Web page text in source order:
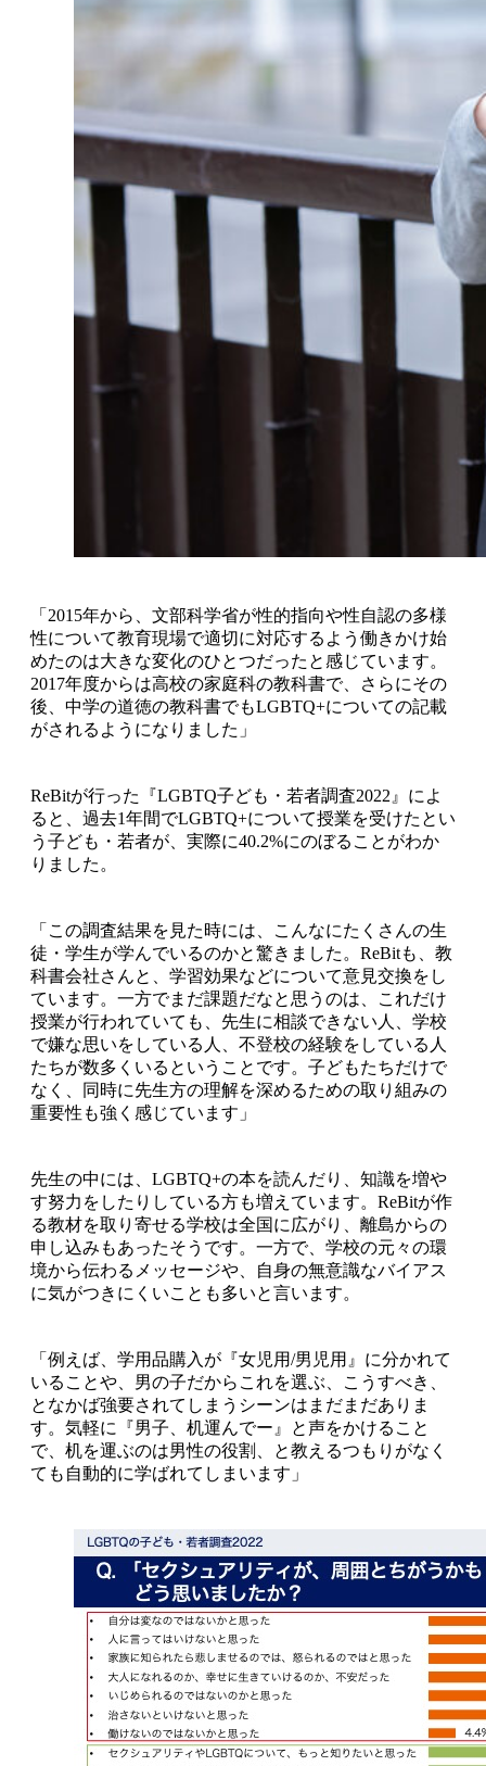
「2015年から、文部科学省が性的指向や性自認の多様
性について教育現場で適切に対応するよう働きかけ始
めたのは大きな変化のひとつだったと感じています。
2017年度からは高校の家庭科の教科書で、さらにその
後、中学の道徳の教科書でもLGBTQ+についての記載
がされるようになりました」
ReBitが行った『LGBTQ子ども・若者調査2022』によ
ると、過去1年間でLGBTQ+について授業を受けたとい
う子ども・若者が、実際に40.2%にのぼることがわか
りました。
「この調査結果を見た時には、こんなにたくさんの生
徒・学生が学んでいるのかと驚きました。ReBitも、教
科書会社さんと、学習効果などについて意見交換をし
ています。一方でまだ課題だなと思うのは、これだけ
授業が行われていても、先生に相談できない人、学校
で嫌な思いをしている人、不登校の経験をしている人
たちが数多くいるということです。子どもたちだけで
なく、同時に先生方の理解を深めるための取り組みの
重要性も強く感じています」
先生の中には、LGBTQ+の本を読んだり、知識を増や
す努力をしたりしている方も増えています。ReBitが作
る教材を取り寄せる学校は全国に広がり、離島からの
申し込みもあったそうです。一方で、学校の元々の環
境から伝わるメッセージや、自身の無意識なバイアス
に気がつきにくいことも多いと言います。
「例えば、学用品購入が『女児用/男児用』に分かれて
いることや、男の子だからこれを選ぶ、こうすべき、
となかば強要されてしまうシーンはまだまだありま
す。気軽に『男子、机運んでー』と声をかけること
で、机を運ぶのは男性の役割、と教えるつもりがなく
ても自動的に学ばれてしまいます」